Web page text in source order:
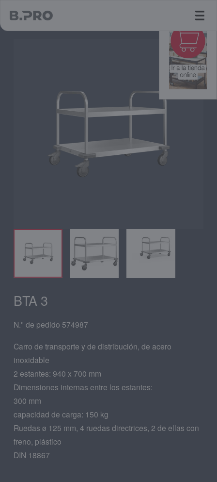
BTA 3
N.º de pedido 574987
Carro de transporte y de distribución, de acero
inoxidable
2 estantes: 940 x 700 mm
Dimensiones internas entre los estantes:
300 mm
capacidad de carga: 150 kg
Ruedas ø 125 mm, 4 ruedas directrices, 2 de ellas con
freno, plástico
DIN 18867